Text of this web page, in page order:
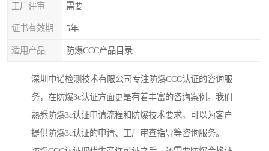
工厂评审 需要
证书有效期 5年
适用产品 防爆CCC产品目录
深圳中诺检测技术有限公司专注防爆CCC认证的咨询服
务，在防爆3c认证方面更是有着丰富的咨询案例。我们
熟悉防爆3c认证申请流程和防爆技术要求，可以为客户
提供防爆3c认证的申请、工厂审查指导等咨询服务。